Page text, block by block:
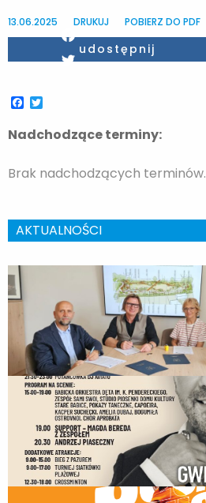
13.06.2025 DRUKUJ POBIERZ DO PDF
Twitter
udostępnij
Facebook
Nadchodzące terminy:
Brak nadchodzących terminów.
AKTUALNOŚCI